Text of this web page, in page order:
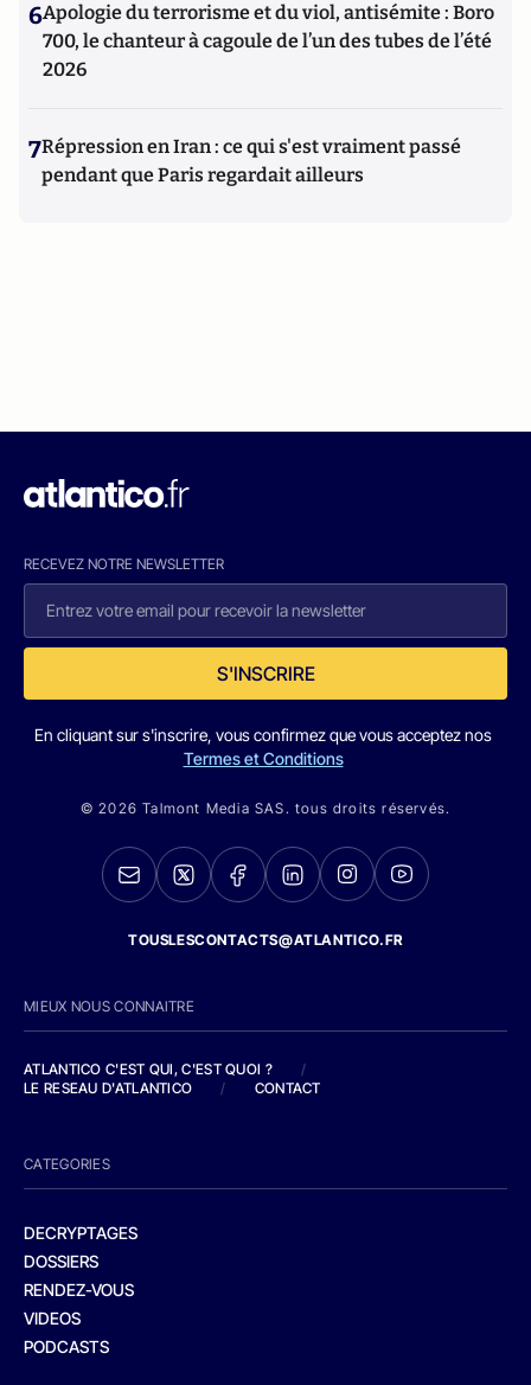
6Apologie du terrorisme et du viol, antisémite : Boro
700, le chanteur à cagoule de l’un des tubes de l’été
2026
7Répression en Iran : ce qui s'est vraiment passé
pendant que Paris regardait ailleurs
RECEVEZ NOTRE NEWSLETTER
S'INSCRIRE
En cliquant sur s'inscrire, vous confirmez que vous acceptez nos
Termes et Conditions
© 2026 Talmont Media SAS. tous droits réservés.
TOUSLESCONTACTS@ATLANTICO.FR
MIEUX NOUS CONNAITRE
ATLANTICO C'EST QUI, C'EST QUOI ?
/
LE RESEAU D'ATLANTICO
/ CONTACT
CATEGORIES
DECRYPTAGES
DOSSIERS
RENDEZ-VOUS
VIDEOS
PODCASTS